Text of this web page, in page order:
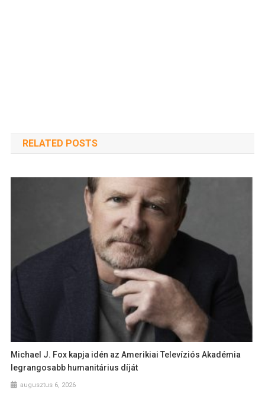
RELATED POSTS
Michael J. Fox kapja idén az Amerikiai Televíziós Akadémia
legrangosabb humanitárius díját
augusztus 6, 2026